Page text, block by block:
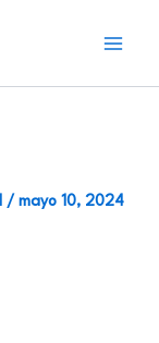
/ mayo 10, 2024